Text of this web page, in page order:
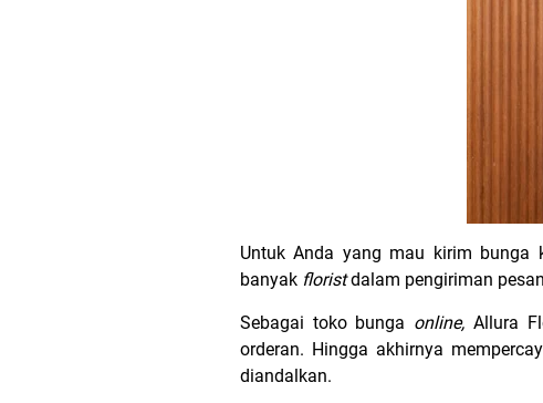
Untuk Anda yang mau kirim bunga
banyak floristdalam pengiriman
Sebagai toko bunga online, Allura
orderan. Hingga akhirnya
diandalkan.